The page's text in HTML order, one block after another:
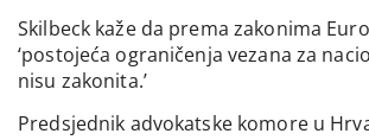
Skilbeck kaže da prema zakonima
‘postojeća ograničenja vezana za
nisu zakonita.’
Predsjednik advokatske komore u